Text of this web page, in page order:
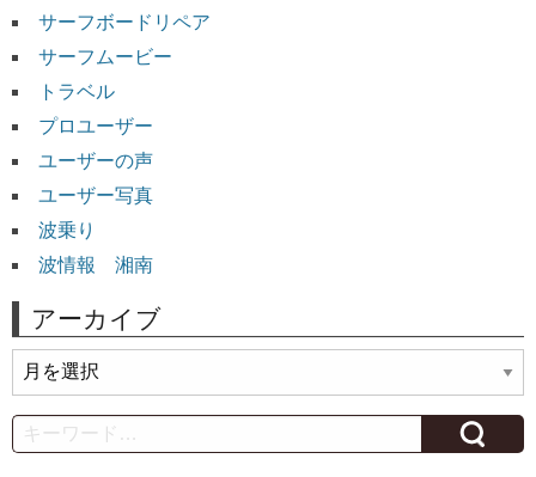
サーフボードリペア
サーフムービー
トラベル
プロユーザー
ユーザーの声
ユーザー写真
波乗り
波情報 湘南
アーカイブ
ー
カ
イ
Search